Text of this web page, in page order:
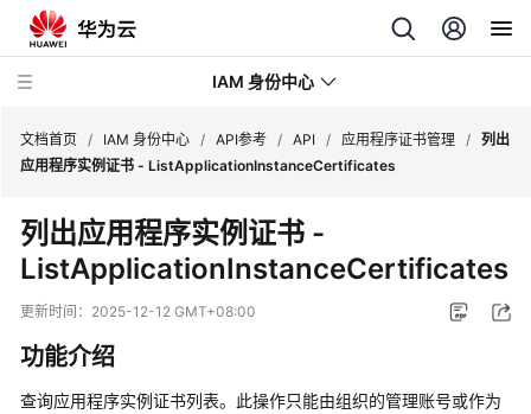
IAM 身份中心
最
新
动
产
品
介
文档首页 / IAM 身份中心 / API参考 / API / 应用程序证书管理 / 列出
应用程序实例证书 - ListApplicationInstanceCertificates
列出应用程序实例证书 -
ListApplicationInstanceCertificates
更新时间： 2025-12-12 GMT+08:00
功能介绍
查询应用程序实例证书列表。此操作只能由组织的管理账号或作为